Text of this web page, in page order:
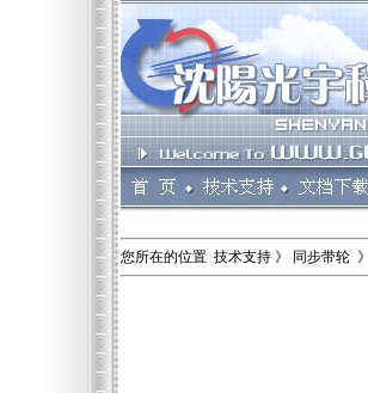
您所在的位置 技术支持 》 同步带轮 》